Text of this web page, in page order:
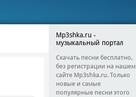
Mp3shka.ru -
музыкальный портал
Скачать песни бесплатно,
без регистрации на нашем
сайте Mp3shka.ru. Только
новые и самые
популярные песни этого